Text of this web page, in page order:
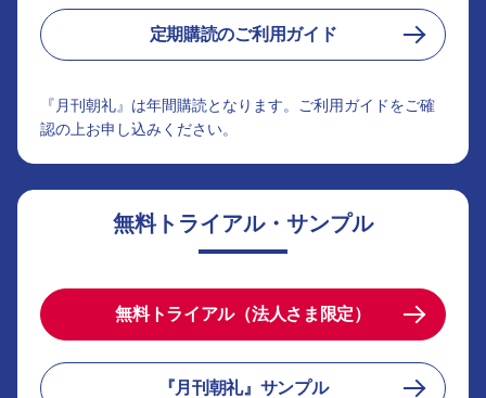
定期購読のご利用ガイド
『月刊朝礼』は年間購読となります。ご利用ガイドをご確
認の上お申し込みください。
無料トライアル・サンプル
無料トライアル（法人さま限定）
『月刊朝礼』サンプル